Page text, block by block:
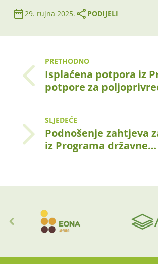
29. rujna 2025. PODIJELI
PRETHODNO
Isplaćena potpora iz
potpore za
SLJEDEĆE
Podnošenje zahtjeva
iz Programa državne…